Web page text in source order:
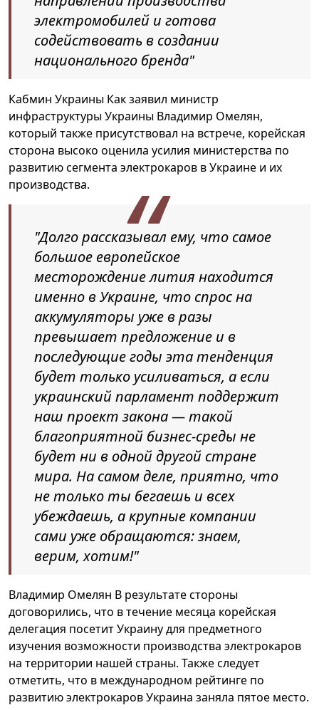
электромобилей и готова
содействовать в создании
национального бренда"
Кабмин Украины Как заявил министр
инфраструктуры Украины Владимир Омелян,
который также присутствовал на встрече, корейская
сторона высоко оценила усилия министерства по
развитию сегмента электрокаров в Украине и их
производства.
"Долго рассказывал ему, что самое
большое европейское
месторождение лития находится
именно в Украине, что спрос на
аккумуляторы уже в разы
превышает предложение и в
последующие годы эта тенденция
будет только усиливаться, а если
украинский парламент поддержит
наш проект закона — такой
благоприятной бизнес-среды не
будет ни в одной другой стране
мира. На самом деле, приятно, что
не только ты бегаешь и всех
убеждаешь, а крупные компании
сами уже обращаются: знаем,
верим, хотим!"
Владимир Омелян В результате стороны
договорились, что в течение месяца корейская
делегация посетит Украину для предметного
изучения возможности производства электрокаров
на территории нашей страны. Также следует
отметить, что в международном рейтинге по
развитию электрокаров Украина заняла пятое место.